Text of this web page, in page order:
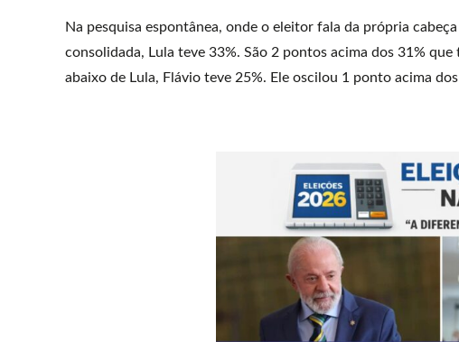
Na pesquisa espontânea, onde o eleitor fala da própria
consolidada, Lula teve 33%. São 2 pontos acima dos 31%
abaixo de Lula, Flávio teve 25%. Ele oscilou 1 ponto acima